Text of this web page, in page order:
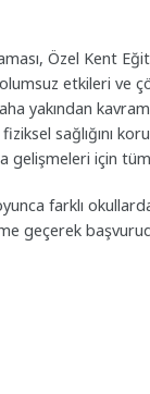
Özel Kent
olumsuz etkileri
yakından
sağlığını
için tüm
farklı
geçerek